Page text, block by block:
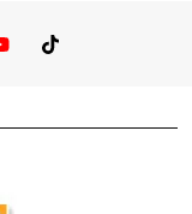
You TubeTikTok